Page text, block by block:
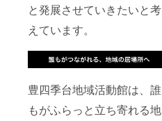
と発展させていきたいと考
えています。
豊四季台地域活動館は、誰
もがふらっと立ち寄れる地